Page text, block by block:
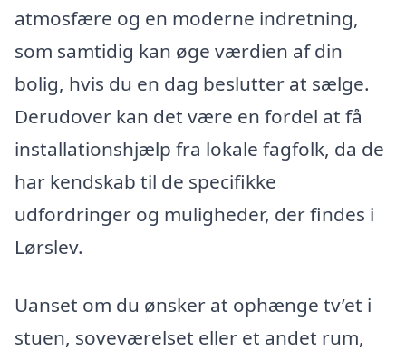
atmosfære og en moderne indretning,
som samtidig kan øge værdien af din
bolig, hvis du en dag beslutter at sælge.
Derudover kan det være en fordel at få
installationshjælp fra lokale fagfolk, da de
har kendskab til de specifikke
udfordringer og muligheder, der findes i
Lørslev.
Uanset om du ønsker at ophænge tv’et i
stuen, soveværelset eller et andet rum,